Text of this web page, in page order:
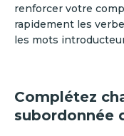
renforcer votre
rapidement les
les mots
Complétez
subordonnée